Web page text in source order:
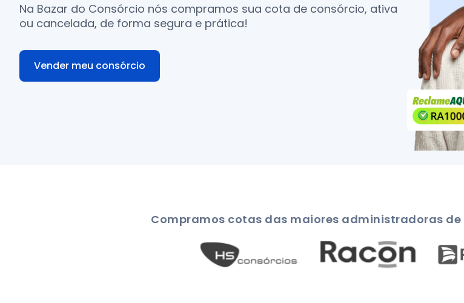
Na Bazar do Consórcio nós compramos sua cota de consórcio, ativa
ou cancelada, de forma segura e prática!
Vender meu consórcio
Compramos cotas das maiores administradoras de